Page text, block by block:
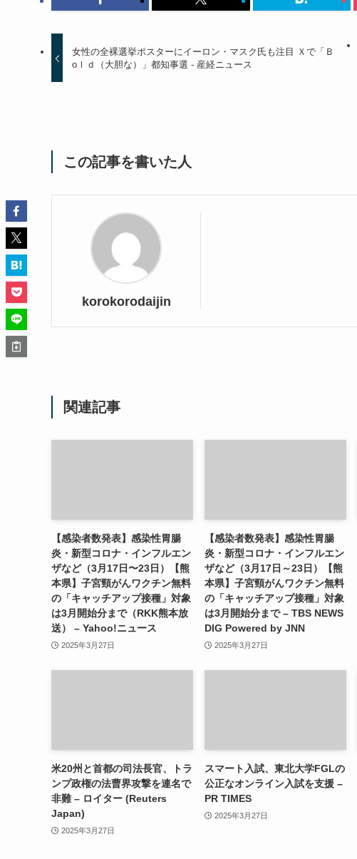
女性の全裸選挙ポスターにイーロン・マスク氏も注目 Ｘで「Ｂ
оｌｄ（大胆な）」都知事選 - 産経ニュース
この記事を書いた人
korokorodaijin
関連記事
【感染者数発表】感染性胃腸
炎・新型コロナ・インフルエン
ザなど（3月17日〜23日）【熊
本県】子宮頸がんワクチン無料
の「キャッチアップ接種」対象
は3月開始分まで（RKK熊本放
送） – Yahoo!ニュース
2025年3月27日
【感染者数発表】感染性胃腸
炎・新型コロナ・インフルエン
ザなど（3月17日～23日）【熊
本県】子宮頸がんワクチン無料
の「キャッチアップ接種」対象
は3月開始分まで – TBS NEWS
DIG Powered by JNN
2025年3月27日
米20州と首都の司法長官、トラ
ンプ政権の法曹界攻撃を連名で
非難 – ロイター (Reuters
Japan)
2025年3月27日
スマート入試、東北大学FGLの
公正なオンライン入試を支援 –
PR TIMES
2025年3月27日